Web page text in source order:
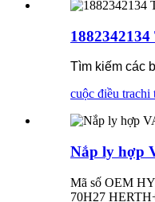
Tìm kiếm các
cuộc điều trachi
Nắp ly hợp
Mã số OEM
70H27